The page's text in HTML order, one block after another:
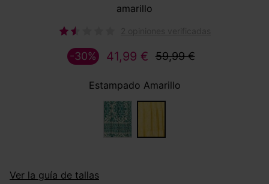
amarillo
41,99 € 59,99 €
-30%
Estampado Amarillo
Ver la guía de tallas